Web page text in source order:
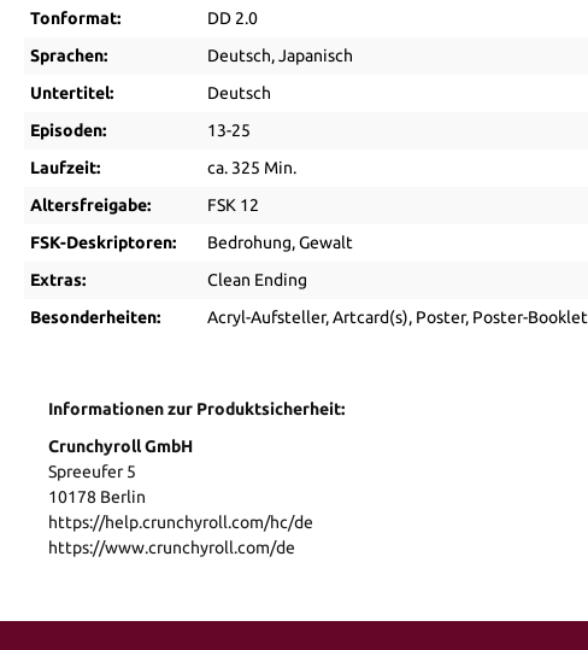
Tonformat:
DD 2.0
Sprachen:
Deutsch, Japanisch
Untertitel:
Deutsch
Episoden:
13-25
Laufzeit:
ca. 325 Min.
Altersfreigabe:
FSK 12
FSK-Deskriptoren:
Bedrohung, Gewalt
Extras:
Clean Ending
Besonderheiten:
Acryl-Aufsteller, Artcard(s), Poster, Poster-Booklet
Informationen zur Produktsicherheit:
Crunchyroll GmbH
Spreeufer 5
10178 Berlin
https://help.crunchyroll.com/hc/de
https://www.crunchyroll.com/de